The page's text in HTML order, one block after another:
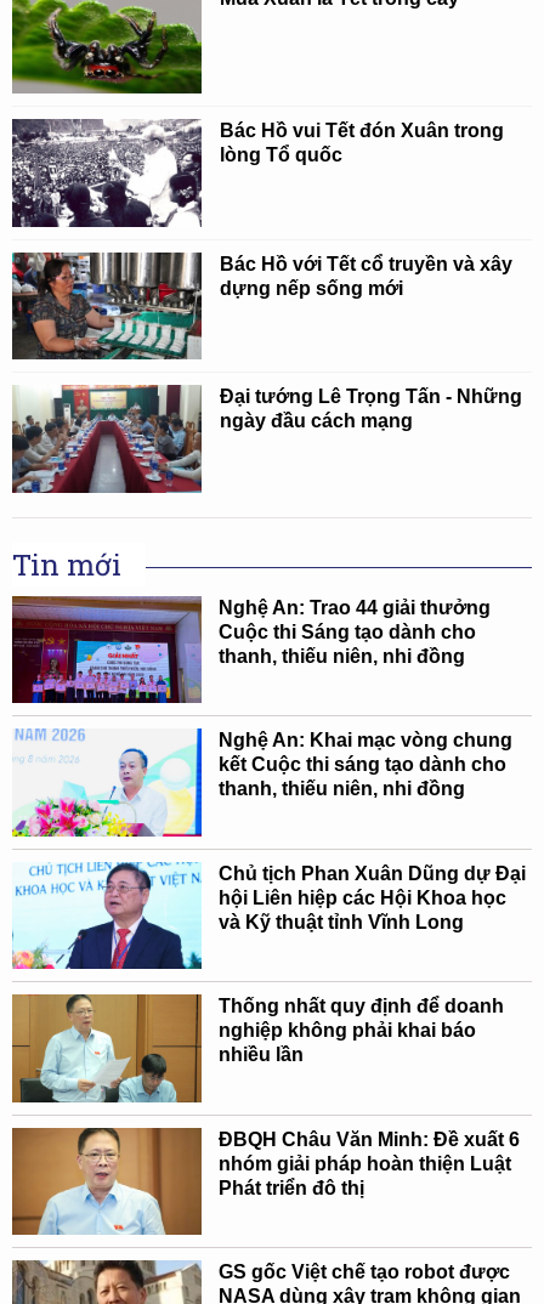
Bác Hồ vui Tết đón Xuân trong
lòng Tổ quốc
Bác Hồ với Tết cổ truyền và xây
dựng nếp sống mới
Đại tướng Lê Trọng Tấn - Những
ngày đầu cách mạng
Tin mới
Nghệ An: Trao 44 giải thưởng
Cuộc thi Sáng tạo dành cho
thanh, thiếu niên, nhi đồng
Nghệ An: Khai mạc vòng chung
kết Cuộc thi sáng tạo dành cho
thanh, thiếu niên, nhi đồng
Chủ tịch Phan Xuân Dũng dự Đại
hội Liên hiệp các Hội Khoa học
và Kỹ thuật tỉnh Vĩnh Long
Thống nhất quy định để doanh
nghiệp không phải khai báo
nhiều lần
ĐBQH Châu Văn Minh: Đề xuất 6
nhóm giải pháp hoàn thiện Luật
Phát triển đô thị
GS gốc Việt chế tạo robot được
NASA dùng xây trạm không gian